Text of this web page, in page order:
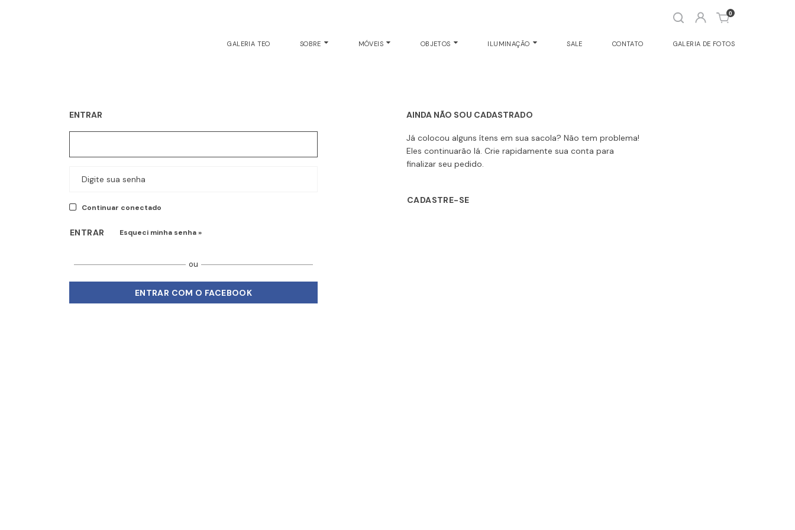
Abrir
busca
0
GALERIA TEO SOBRE MÓVEIS OBJETOS ILUMINAÇÃO SALE CONTATO GALERIA DE FOTOS
ENTRAR
*
Continuar conectado
ENTRAR Esqueci minha senha »
ou
ENTRAR COM O FACEBOOK
AINDA NÃO SOU CADASTRADO
Já colocou alguns ítens em sua sacola? Não tem problema!
Eles continuarão lá. Crie rapidamente sua conta para
finalizar seu pedido.
CADASTRE-SE